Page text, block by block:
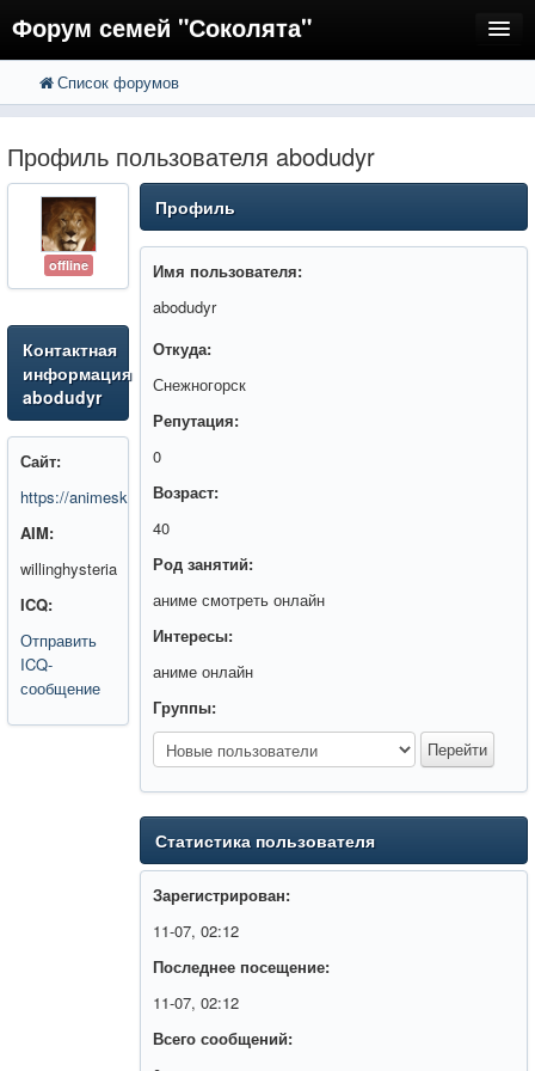
Форум семей "Соколята"
FAQ
Регистрация
Вход
Список форумов
Профиль пользователя abodudyr
offline
Контактная
информация
abodudyr
Сайт:
https://animeska.site/
AIM:
willinghysteria
ICQ:
Отправить
ICQ-
сообщение
Профиль
Имя пользователя:
abodudyr
Откуда:
Снежногорск
Репутация:
0
Возраст:
40
Род занятий:
аниме смотреть онлайн
Интересы:
аниме онлайн
Группы:
Статистика пользователя
Зарегистрирован:
11-07, 02:12
Последнее посещение:
11-07, 02:12
Всего сообщений: